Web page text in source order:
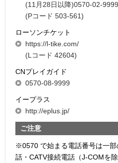
(11月28日以降)0570-02-9999
(Pコード 503-561)
ローソンチケット
https://l-tike.com/
(Lコード 42604)
CNプレイガイド
0570-08-9999
イープラス
http://eplus.jp/
ご注意
※0570 で始まる電話番号は一
話・CATV接続電話（J-COMを